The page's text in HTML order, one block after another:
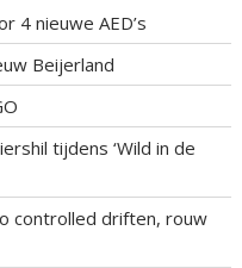
4 nieuwe AED’s
Beijerland
tijdens ‘Wild in de
controlled driften, rouw